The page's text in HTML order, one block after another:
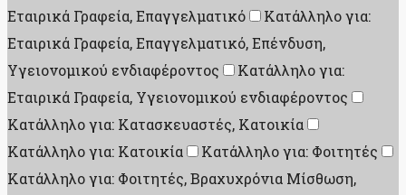
Εταιρικά Γραφεία, Επαγγελματικό
Κατάλληλο για:
Εταιρικά Γραφεία, Επαγγελματικό, Επένδυση,
Υγειονομικού ενδιαφέροντος
Κατάλληλο για:
Εταιρικά Γραφεία, Υγειονομικού ενδιαφέροντος
Κατάλληλο για: Κατασκευαστές, Κατοικία
Κατάλληλο για: Κατοικία
Κατάλληλο για: Φοιτητές
Κατάλληλο για: Φοιτητές, Βραχυχρόνια Μίσθωση,